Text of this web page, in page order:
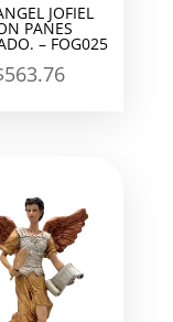
JOFIEL
PANES
– FOG025
563.76